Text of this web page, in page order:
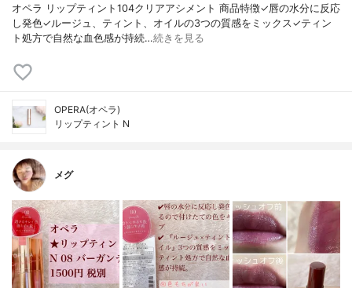
オペラ リップティント104クリアアシメント 商品特徴✓唇の水分に反応
し発色✓ルージュ、ティント、オイルの3つの質感をミックス✓ティン
ト処方で自然な血色感が持続…続きを見る
OPERA(オペラ)
リップティント N
メグ